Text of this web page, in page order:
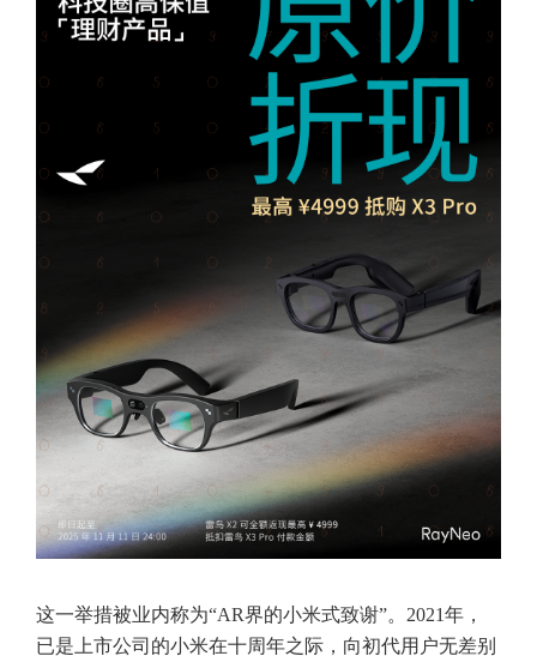
这一举措被业内称为“AR界的小米式致谢”。2021年，
已是上市公司的小米在十周年之际，向初代用户无差别